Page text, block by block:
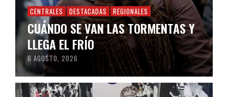
CENTRALES DESTACADAS REGIONALES
CUÁNDO SE VAN LAS TORMENTAS Y
LLEGA EL FRÍO
6 AGOSTO, 2026